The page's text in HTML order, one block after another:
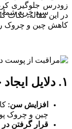
سبد خرید
زودرس جلوگیری
در این مقاله،
کاهش چین و چروک
۱. دلایل ایجاد چین و چروک دور چشم
افزایش سن:
چین و چروک
قرار گرفتن